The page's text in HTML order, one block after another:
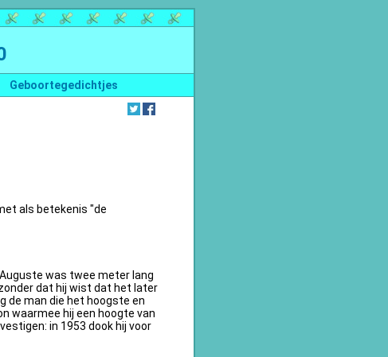
Geboortegedichtjes
als betekenis "de
was twee meter lang
dat hij wist dat het later
de man die het hoogste en
waarmee hij een hoogte van
in 1953 dook hij voor